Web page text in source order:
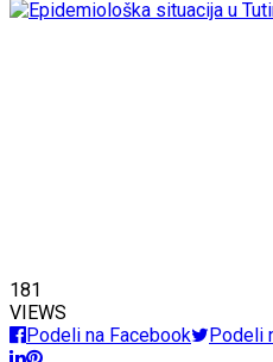
181
VIEWS
Podeli na Facebook
Podeli